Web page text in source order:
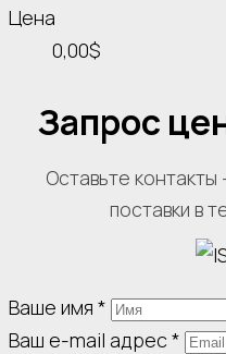
Цена
0,00$
Запрос
Оставьте
поставки в
Ваше имя *
Ваш e-mail адрес*